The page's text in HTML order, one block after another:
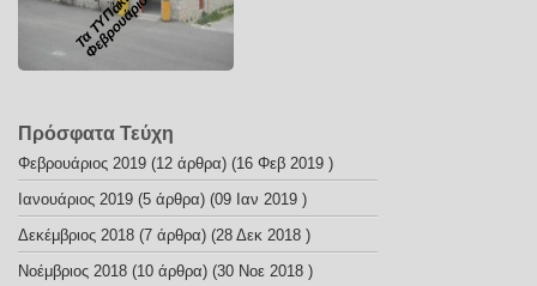
Πρόσφατα Τεύχη
Φεβρουάριος 2019 (12 άρθρα) (16 Φεβ 2019 )
Ιανουάριος 2019 (5 άρθρα) (09 Ιαν 2019 )
Δεκέμβριος 2018 (7 άρθρα) (28 Δεκ 2018 )
Νοέμβριος 2018 (10 άρθρα) (30 Νοε 2018 )